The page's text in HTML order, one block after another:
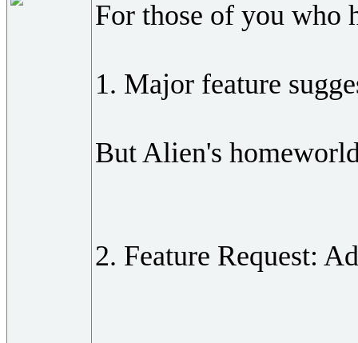
For those of you who
1. Major feature
But Alien's
2. Feature Request: